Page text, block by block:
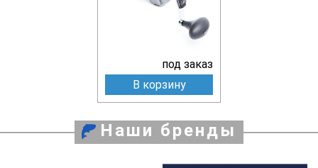
под заказ
В корзину
Наши бренды